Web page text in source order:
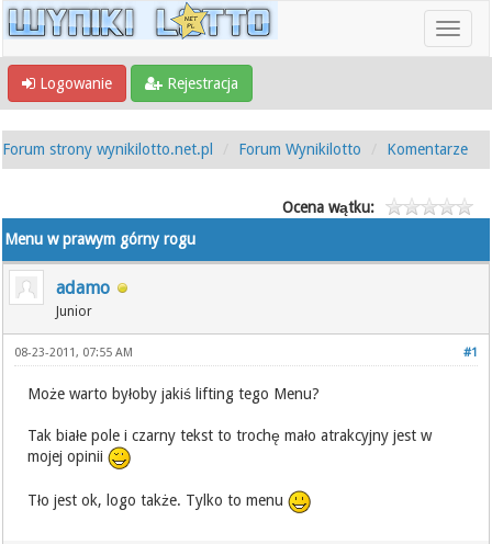
Logowanie Rejestracja
Forum strony wynikilotto.net.pl Forum Wynikilotto Komentarze
Ocena wątku:
Menu w prawym górny rogu
adamo
Junior
#1
08-23-2011, 07:55 AM
Może warto byłoby jakiś lifting tego Menu?
Tak białe pole i czarny tekst to trochę mało atrakcyjny jest w
mojej opinii
Tło jest ok, logo także. Tylko to menu